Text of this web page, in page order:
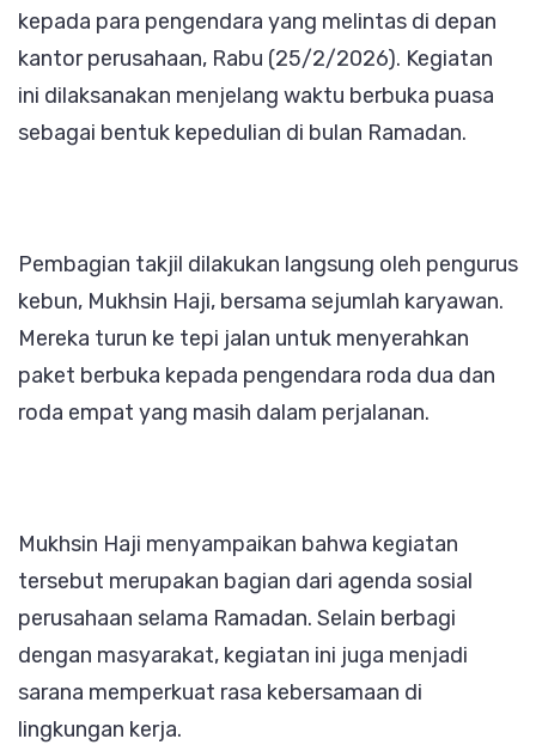
Bagikan
Takjil
kepada
kepada para pengendara yang melintas di depan
kantor perusahaan, Rabu (25/2/2026). Kegiatan
ini dilaksanakan menjelang waktu berbuka puasa
sebagai bentuk kepedulian di bulan Ramadan.
Pembagian takjil dilakukan langsung oleh pengurus
kebun, Mukhsin Haji, bersama sejumlah karyawan.
Mereka turun ke tepi jalan untuk menyerahkan
paket berbuka kepada pengendara roda dua dan
roda empat yang masih dalam perjalanan.
Mukhsin Haji menyampaikan bahwa kegiatan
tersebut merupakan bagian dari agenda sosial
perusahaan selama Ramadan. Selain berbagi
dengan masyarakat, kegiatan ini juga menjadi
sarana memperkuat rasa kebersamaan di
lingkungan kerja.